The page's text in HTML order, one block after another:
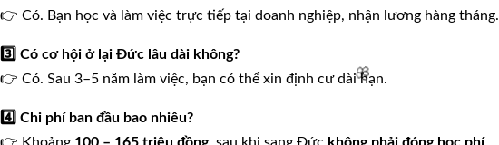
👉 Có. Bạn học và làm việc trực tiếp tại doanh nghiệp, nhận lương hàng tháng.
3️⃣ Có cơ hội ở lại Đức lâu dài không?
👉 Có. Sau 3–5 năm làm việc, bạn có thể xin định cư dài hạn.
4️⃣ Chi phí ban đầu bao nhiêu?